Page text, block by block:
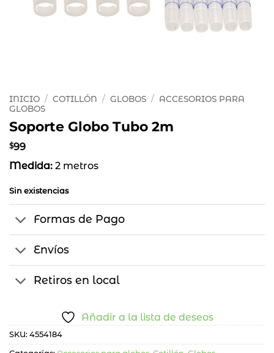
INICIO / COTILLÓN / GLOBOS / ACCESORIOS PARA
GLOBOS
Soporte Globo Tubo 2m
$99
Medida: 2 metros
Sin existencias
Formas de Pago
Envíos
Retiros en local
Añadir a la lista de deseos
SKU: 4554184